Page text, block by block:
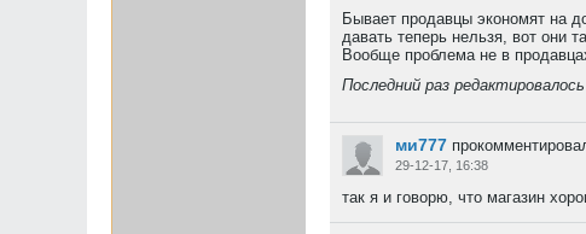
Бывает продавцы экономят на
давать теперь нельзя, вот они
Вообще проблема не в
Последний раз редактировалось
ми777
29-12-17, 16:38
так я и говорю, что магазин